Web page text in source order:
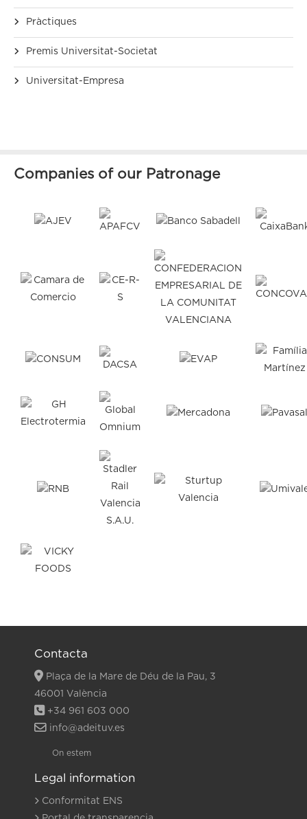
Pràctiques
Premis Universitat-Societat
Universitat-Empresa
Companies of our Patronage
Contacta
Plaça de la Mare de Déu de la Pau, 3
46001 València
+34 961 603 000
info@adeituv.es
On estem
Legal information
Conformitat ENS